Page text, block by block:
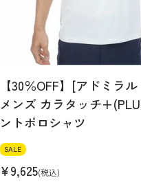
【30％OFF】[アドミラ
メンズ カラタッチ
ントポロシャツ
SALE
¥9,625 税込